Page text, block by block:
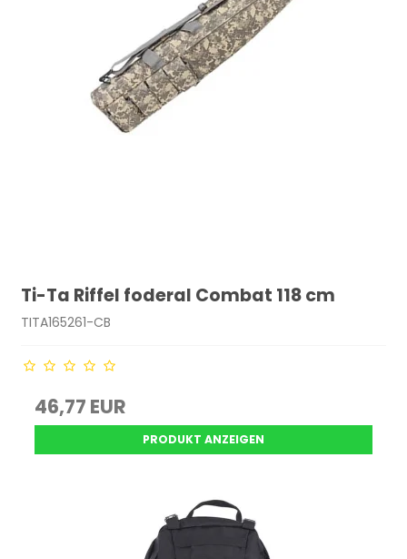
Ti-Ta Riffel foderal Combat 118 cm
TITA165261-CB
46,77 EUR
PRODUKT ANZEIGEN